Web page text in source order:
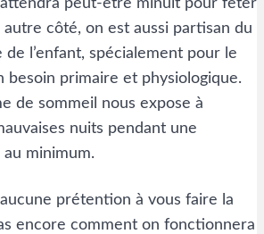
attendra peut-être minuit pour fêter
autre côté, on est aussi partisan du
l’enfant, spécialement pour le
besoin primaire et physiologique.
de sommeil nous expose à
nuits pendant une
minimum.
prétention à vous faire la
encore comment on fonctionnera